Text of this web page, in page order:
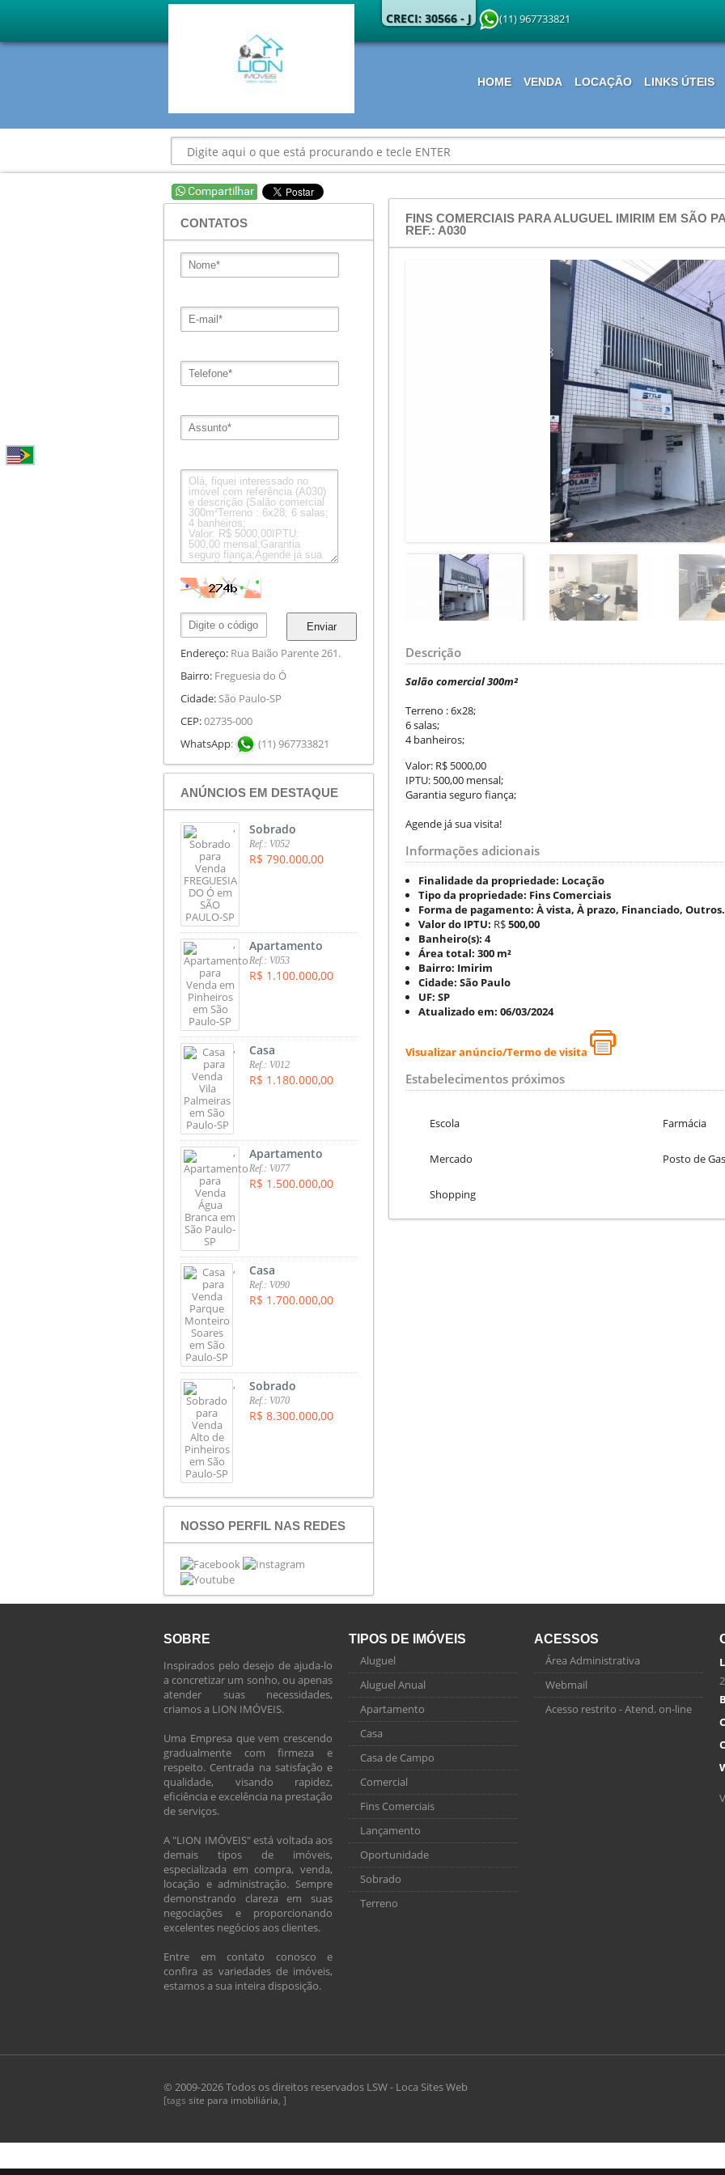
CRECI: 30566 - J (11) 967733821
HOME VENDA LOCAÇÃO LINKS ÚTEIS
FINS COMERCIAIS PARA ALUGUEL IMIRIM EM SÃO
REF.: A030
Descrição
Salão comercial 300m²
Terreno : 6x28;
6 salas;
4 banheiros;
Valor: R$ 5000,00
IPTU: 500,00 mensal;
Garantia seguro fiança;
Agende já sua visita!
Informações adicionais
Finalidade da propriedade: Locação
Tipo da propriedade: Fins Comerciais
Forma de pagamento: À vista, À prazo, Financiado,
Valor do IPTU: R$500,00
Banheiro(s): 4
Área total: 300 m²
Bairro: Imirim
Cidade: São Paulo
UF: SP
Atualizado em: 06/03/2024
Visualizar anúncio/Termo de visita
Estabelecimentos próximos
Escola Farmácia
Mercado Posto de
Shopping
CONTATOS
Enviar
Endereço: Rua Baião Parente 261.
Bairro: Freguesia do Ó
Cidade:São Paulo-SP
CEP:02735-000
WhatsApp: (11) 967733821
ANÚNCIOS EM DESTAQUE
, Sobrado
Ref.: V052
R$ 790.000,00
, Apartamento
Ref.: V053
R$ 1.100.000,00
, Casa
Ref.: V012
R$ 1.180.000,00
, Apartamento
Ref.: V077
R$ 1.500.000,00
, Casa
Ref.: V090
R$ 1.700.000,00
, Sobrado
Ref.: V070
R$ 8.300.000,00
NOSSO PERFIL NAS REDES
SOBRE
Inspirados pelo desejo de ajuda-lo
a concretizar um sonho, ou apenas
atender suas necessidades,
criamos a LION IMÓVEIS.
Uma Empresa que vem crescendo
gradualmente com firmeza e
respeito. Centrada na satisfação e
qualidade, visando rapidez,
eficiência e excelência na prestação
de serviços.
A "LION IMÓVEIS" está voltada aos
demais tipos de imóveis,
especializada em compra, venda,
locação e administração. Sempre
demonstrando clareza em suas
negociações e proporcionando
excelentes negócios aos clientes.
Entre em contato conosco e
confira as variedades de imóveis,
estamos a sua inteira disposição.
TIPOS DE IMÓVEIS
Aluguel
Aluguel Anual
Apartamento
Casa
Casa de Campo
Comercial
Fins Comerciais
Lançamento
Oportunidade
Sobrado
Terreno
ACESSOS
Área Administrativa
Webmail
Acesso restrito - Atend. on-line
© 2009-2026 Todos os direitos reservados LSW - Loca Sites Web
[tags site para imobiliária, ]